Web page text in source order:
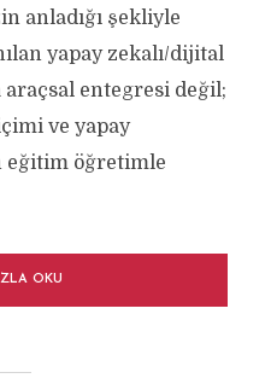
anladığı şekliyle
yapay zekalı/dijital
entegresi değil;
ve yapay
eğitim öğretimle
OKU